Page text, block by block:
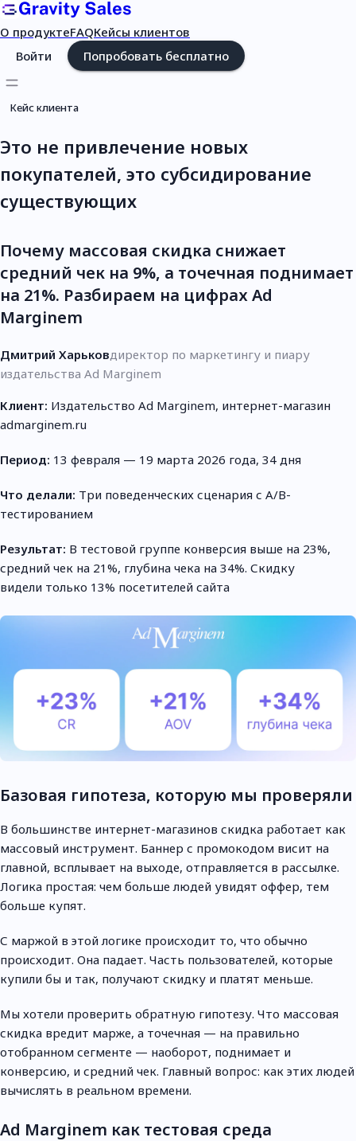
О продуктеFAQКейсы клиентов
Войти
Попробовать бесплатно
Кейс клиента
Это не привлечение новых
покупателей, это субсидирование
существующих
Почему массовая скидка снижает
средний чек на 9%, а точечная поднимает
на 21%. Разбираем на цифрах Ad
Marginem
Дмитрий Харьковдиректор по маркетингу и пиару
издательства Ad Marginem
Клиент: Издательство Ad Marginem, интернет-магазин
admarginem.ru
Период: 13 февраля — 19 марта 2026 года, 34 дня
Что делали: Три поведенческих сценария с A/B-
тестированием
Результат: В тестовой группе конверсия выше на 23%,
средний чек на 21%, глубина чека на 34%. Скидку
видели только 13% посетителей сайта
Базовая гипотеза, которую мы проверяли
В большинстве интернет-магазинов скидка работает как
массовый инструмент. Баннер с промокодом висит на
главной, всплывает на выходе, отправляется в рассылке.
Логика простая: чем больше людей увидят оффер, тем
больше купят.
С маржой в этой логике происходит то, что обычно
происходит. Она падает. Часть пользователей, которые
купили бы и так, получают скидку и платят меньше.
Мы хотели проверить обратную гипотезу. Что массовая
скидка вредит марже, а точечная — на правильно
отобранном сегменте — наоборот, поднимает и
конверсию, и средний чек. Главный вопрос: как этих людей
вычислять в реальном времени.
Ad Marginem как тестовая среда